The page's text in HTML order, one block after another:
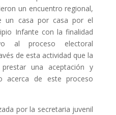
un encuentro regional,
un casa por casa por el
Infante con la finalidad
al proceso electoral
de esta actividad que la
una aceptación y
acerca de este proceso
por la secretaria juvenil